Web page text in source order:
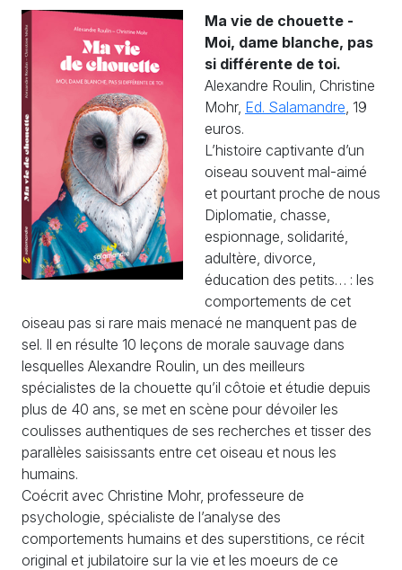
Ma vie de chouette -
Moi, dame blanche, pas
si différente de toi.
Alexandre Roulin, Christine
Mohr, Ed. Salamandre , 19
euros.
L’histoire captivante d’un
oiseau souvent mal-aimé
et pourtant proche de nous
Diplomatie, chasse,
espionnage, solidarité,
adultère, divorce,
éducation des petits… : les
comportements de cet
oiseau pas si rare mais menacé ne manquent pas de
sel. Il en résulte 10 leçons de morale sauvage dans
lesquelles Alexandre Roulin, un des meilleurs
spécialistes de la chouette qu’il côtoie et étudie depuis
plus de 40 ans, se met en scène pour dévoiler les
coulisses authentiques de ses recherches et tisser des
parallèles saisissants entre cet oiseau et nous les
humains.
Coécrit avec Christine Mohr, professeure de
psychologie, spécialiste de l’analyse des
comportements humains et des superstitions, ce récit
original et jubilatoire sur la vie et les moeurs de ce